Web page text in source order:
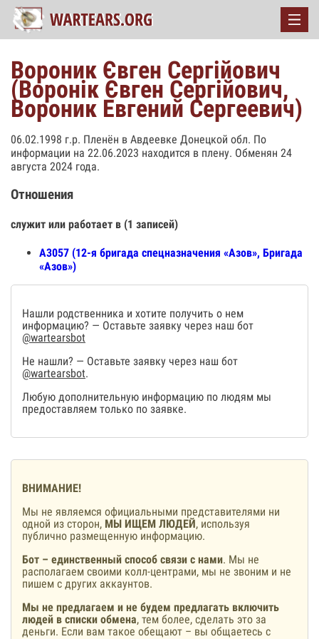
Вороник Євген Сергійович
(Воронік Євген Сергійович,
Вороник Евгений Сергеевич)
06.02.1998 г.р. Пленён в Авдеевке Донецкой обл. По
информации на 22.06.2023 находится в плену. Обменян 24
августа 2024 года.
Отношения
служит или работает в (1 записей)
А3057 (12-я бригада спецназначения «Азов», Бригада
«Азов»)
Нашли родственника и хотите получить о нем
информацию? — Оставьте заявку через наш бот
@wartearsbot
Не нашли? — Оставьте заявку через наш бот
@wartearsbot.
Любую дополнительную информацию по людям мы
предоставляем только по заявке.
ВНИМАНИЕ!
Мы не являемся официальными представителями ни
одной из сторон, МЫ ИЩЕМ ЛЮДЕЙ, используя
публично размещенную информацию.
Бот – единственный способ связи с нами. Мы не
располагаем своими колл-центрами, мы не звоним и не
пишем с других аккаунтов.
Мы не предлагаем и не будем предлагать включить
людей в списки обмена, тем более, сделать это за
деньги. Если вам такое обещают – вы общаетесь с